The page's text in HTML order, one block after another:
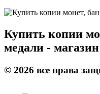
Купить копии
медали -
© 2026 все права